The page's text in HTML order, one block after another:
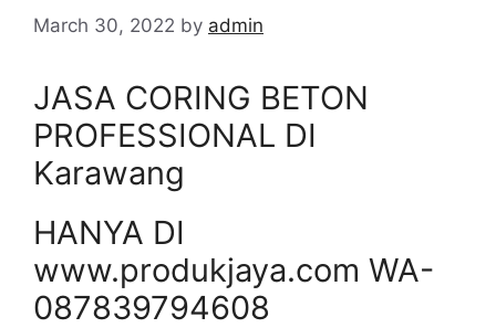
March 30, 2022 by admin
JASA CORING BETON
PROFESSIONAL DI
Karawang
HANYA DI
www.produkjaya.com WA-
087839794608